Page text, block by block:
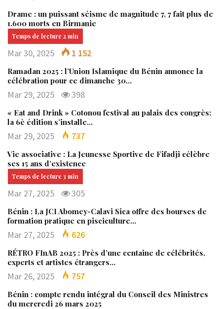
Drame : un puissant séisme de magnitude 7, 7 fait plus de
1.600 morts en Birmanie
Mar 30, 2025 1 152
Ramadan 2025 : l’Union Islamique du Bénin annonce la
célébration pour ce dimanche 30…
Mar 29, 2025 398
« Eat and Drink » Cotonou festival au palais des congrès:
la 6è édition s’installe…
Mar 29, 2025 737
Vie associative : La Jeunesse Sportive de Fifadji célèbre
ses 15 ans d’existence
Mar 27, 2025 305
Bénin : La JCI Abomey-Calavi Sica offre des bourses de
formation pratique en pisciculture…
Mar 27, 2025 626
RÉTRO FInAB 2025 : Près d’une centaine de célébrités,
experts et artistes étrangers…
Mar 26, 2025 757
Bénin : compte rendu intégral du Conseil des Ministres
du mercredi 26 mars 2025